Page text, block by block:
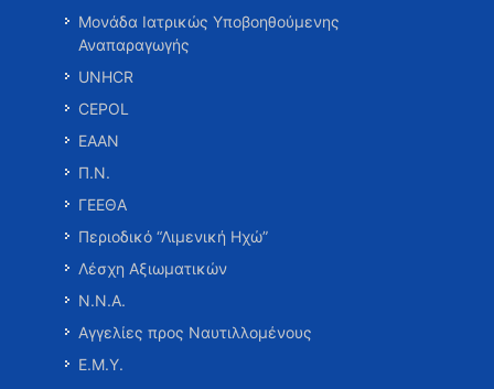
Μονάδα Ιατρικώς Υποβοηθούμενης
Αναπαραγωγής
UNHCR
CEPOL
ΕΑΑΝ
Π.Ν.
ΓΕΕΘΑ
Περιοδικό “Λιμενική Ηχώ”
Λέσχη Αξιωματικών
Ν.Ν.Α.
Αγγελίες προς Ναυτιλλομένους
Ε.Μ.Υ.